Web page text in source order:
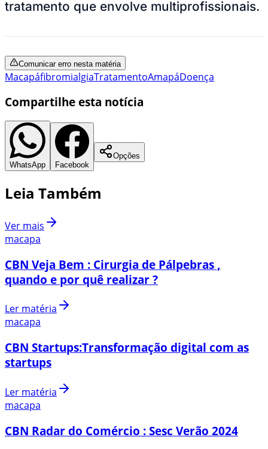
tratamento que envolve multiprofissionais.
Comunicar erro nesta matéria
MacapáfibromialgiaTratamentoAmapáDoença
Compartilhe esta notícia
WhatsApp Facebook
Opções
Leia Também
Ver mais
macapa
CBN Veja Bem : Cirurgia de Pálpebras ,
quando e por quê realizar ?
Ler matéria
macapa
CBN Startups:Transformação digital com as
startups
Ler matéria
macapa
CBN Radar do Comércio : Sesc Verão 2024